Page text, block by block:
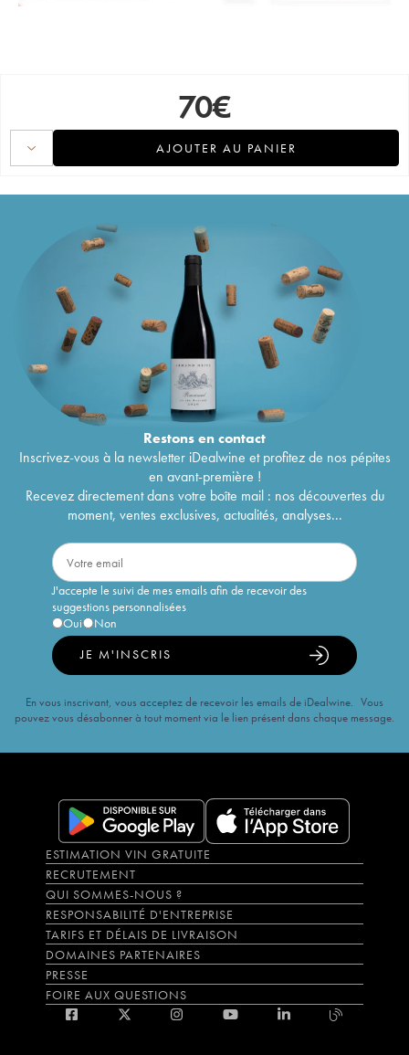
70€
AJOUTER AU PANIER
Restons encontact
Inscrivez-vous à la newsletter iDealwine et profitez de nos pépites
en avant-première !
Recevez directement dans votre boîte mail : nos découvertes du
moment, ventes exclusives, actualités, analyses...
J'accepte le suivi de mes emails afin de recevoir des
suggestions personnalisées
Oui
Non
JE M'INSCRIS
En vous inscrivant, vous acceptez de recevoir les emails de iDealwine. Vous
pouvez vous désabonner à tout moment via le lien présent dans chaque message.
ESTIMATION VIN GRATUITE
RECRUTEMENT
QUI SOMMES-NOUS ?
RESPONSABILITÉ D'ENTREPRISE
TARIFS ET DÉLAIS DE LIVRAISON
DOMAINES PARTENAIRES
PRESSE
FOIRE AUX QUESTIONS